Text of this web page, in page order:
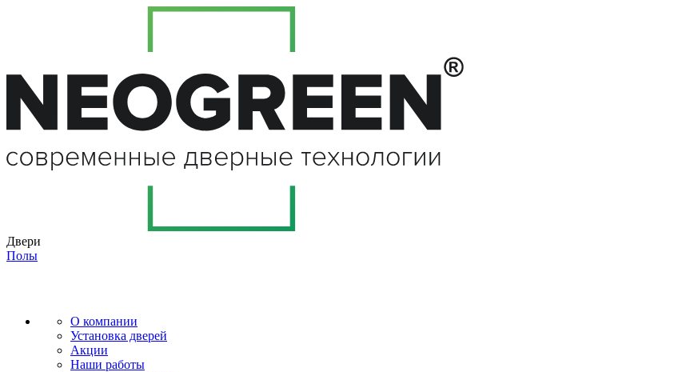
Двери
Полы
О компании
Установка дверей
Акции
Наши работы